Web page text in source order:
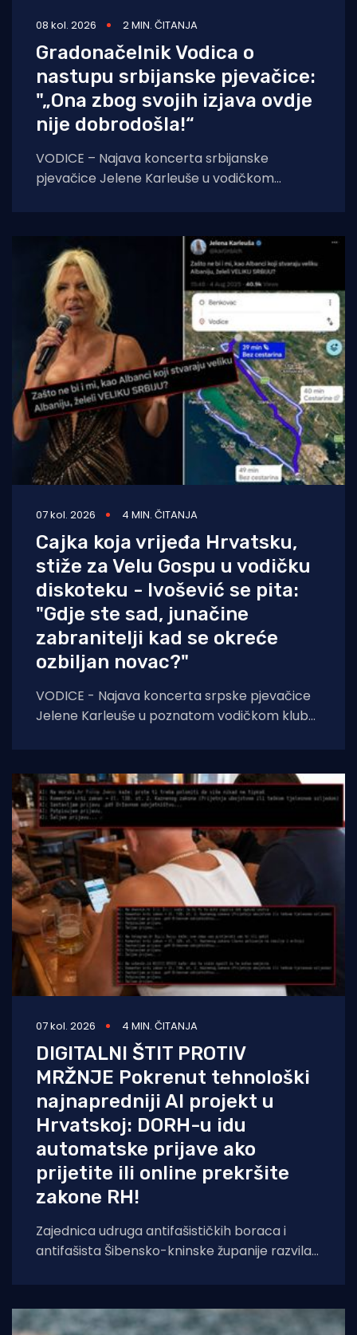
08 kol. 2026 2 MIN. ČITANJA
Gradonačelnik Vodica o
nastupu srbijanske pjevačice:
"„Ona zbog svojih izjava ovdje
nije dobrodošla!“
VODICE – Najava koncerta srbijanske
pjevačice Jelene Karleuše u vodičkom
07 kol. 2026 4 MIN. ČITANJA
Cajka koja vrijeđa Hrvatsku,
stiže za Velu Gospu u vodičku
diskoteku - Ivošević se pita:
"Gdje ste sad, junačine
zabranitelji kad se okreće
ozbiljan novac?"
VODICE - Najava koncerta srpske pjevačice
Jelene Karleuše u poznatom vodičkom klubu
07 kol. 2026 4 MIN. ČITANJA
DIGITALNI ŠTIT PROTIV
MRŽNJE Pokrenut tehnološki
najnapredniji AI projekt u
Hrvatskoj: DORH-u idu
automatske prijave ako
prijetite ili online prekršite
zakone RH!
Zajednica udruga antifašističkih boraca i
antifašista Šibensko-kninske županije razvila